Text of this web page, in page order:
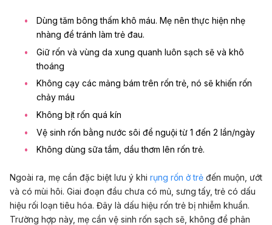
Dùng tăm bông thấm khô máu. Mẹ nên thực hiện nhẹ
nhàng để tránh làm trẻ đau.
Giữ rốn và vùng da xung quanh luôn sạch sẽ và khô
thoáng
Không cạy các mảng bám trên rốn trẻ, nó sẽ khiến rốn
chảy máu
Không bịt rốn quá kín
Vệ sinh rốn bằng nước sôi để nguội từ 1 đến 2 lần/ngày
Không dùng sữa tắm, dầu thơm lên rốn trẻ.
Ngoài ra, mẹ cần đặc biệt lưu ý khi rụng rốn ở trẻ đến muộn, ướt
và có mùi hôi. Giai đoạn đầu chưa có mủ, sưng tấy, trẻ có dấu
hiệu rối loạn tiêu hóa. Đây là dấu hiệu rốn trẻ bị nhiễm khuẩn.
Trường hợp này, mẹ cần vệ sinh rốn sạch sẽ, không để phân